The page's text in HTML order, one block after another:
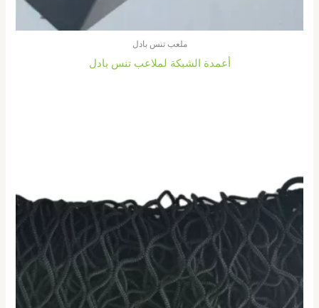
ملعب تنس بادل
أعمدة الشبكة لملاعب تنس بادل